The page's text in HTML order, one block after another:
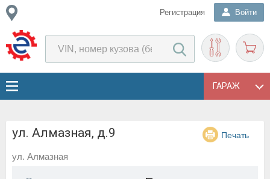
Регистрация Войти
ГАРАЖ
ул. Алмазная, д.9 Печать
ул. Алмазная